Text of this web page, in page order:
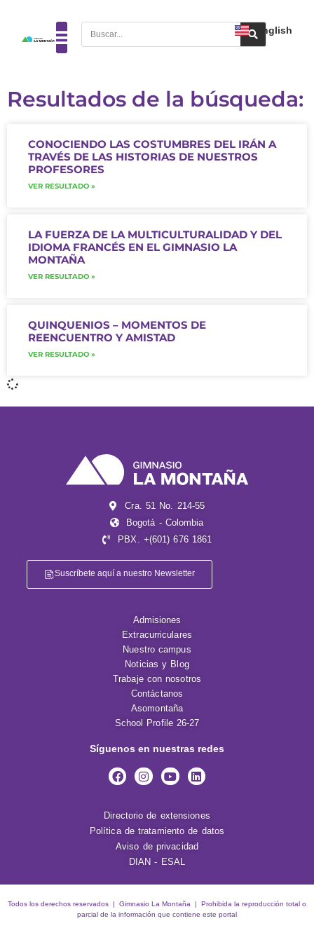
English
Resultados de la búsqueda:
CONOCIENDO LAS COSTUMBRES DEL IRÁN A
TRAVÉS DE LAS HISTORIAS DE NUESTROS
PROFESORES
VER RESULTADO »
LA FUERZA DE LA MULTICULTURALIDAD Y DEL
IDIOMA FRANCÉS EN EL GIMNASIO LA
MONTAÑA
VER RESULTADO »
QUINQUENIOS – MOMENTOS DE
REENCUENTRO Y AMISTAD
VER RESULTADO »
Cra. 51 No. 214-55
Bogotá - Colombia
PBX. +(601) 676 1861
Suscríbete aquí a nuestro Newsletter
Admisiones
Extracurriculares
Nuestro campus
Noticias y Blog
Trabaje con nosotros
Contáctanos
Asomontaña
School Profile 26-27
Síguenos en nuestras redes
Directorio de extensiones
Política de tratamiento de datos
Aviso de privacidad
DIAN - ESAL
Todos los derechos reservados | Gimnasio La Montaña | Prohibida la reproducción total o
parcial de la información que contiene este portal